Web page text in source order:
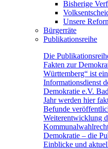
Bisherige
Unsere
Bürgerräte
Publikationsreihe
Die
Fakten zur
Württemberg“ ist
Informationsdienst
Demokratie e.V.
Jahr werden hier
Befunde
Weiterentwicklung
Demokratie – die
Einblicke und